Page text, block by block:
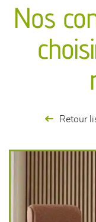
canapés et
séjours
chambres et
Nos
Retour